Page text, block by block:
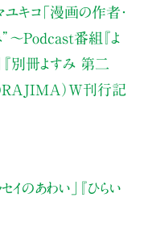
キコ「漫画の作者・
〜Podcast番組『よ
『別冊よすみ 第二
）W刊行記
セイのあわい」
『ひらい